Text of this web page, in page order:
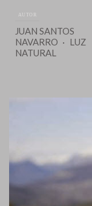
AUTOR
JUAN SANTOS
NAVARRO
LUZ
NATURAL